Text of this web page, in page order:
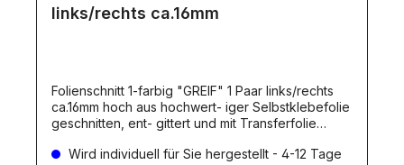
links/rechts ca.16mm
Folienschnitt 1-farbig "GREIF" 1 Paar links/rechts
ca.16mm hoch aus hochwert- iger Selbstklebefolie
geschnitten, ent- gittert und mit Transferfolie
(gelb).Die Folienfarbe ist natürlich frei
Wird individuell für Sie hergestellt - 4-12 Tage